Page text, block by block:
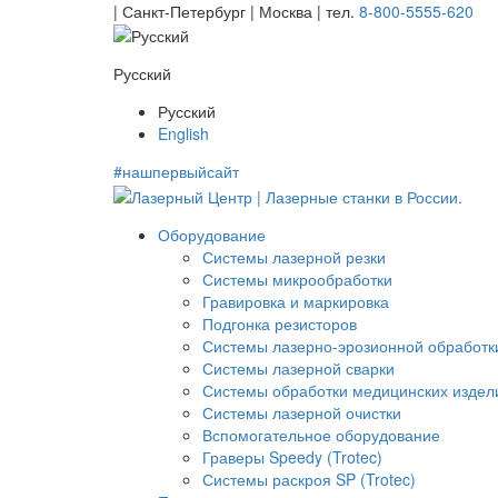
| Санкт-Петербург | Москва | тел. 8-800-5555-620
Русский
Русский
English
#нашпервыйсайт
Оборудование
Системы лазерной резки
Системы микрообработки
Гравировка и маркировка
Подгонка резисторов
Системы лазерно-эрозионной
Системы лазерной сварки
Системы обработки медицинских
Системы лазерной очистки
Вспомогательное оборудование
Граверы Speedy (Trotec)
Системы раскроя SP (Trotec)